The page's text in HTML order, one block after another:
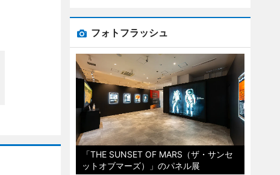
フォトフラッシュ
「THE SUNSET OF MARS（ザ・サンセ
ットオブマーズ）」のパネル展